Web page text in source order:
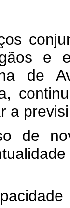
e
de
a
de